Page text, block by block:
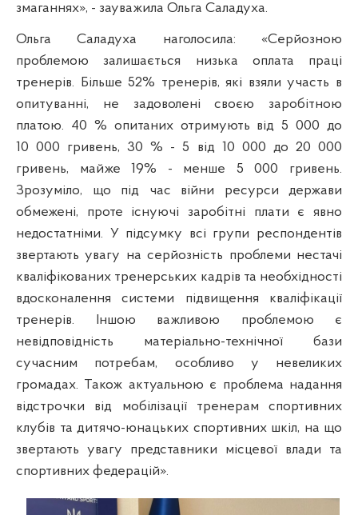
змаганнях», - зауважила Ольга Саладуха.
Ольга Саладуха наголосила: «Серйозною
проблемою залишається низька оплата праці
тренерів. Більше 52% тренерів, які взяли участь в
опитуванні, не задоволені своєю заробітною
платою. 40 % опитаних отримують від 5 000 до
10 000 гривень, 30 % - 5 від 10 000 до 20 000
гривень, майже 19% - менше 5 000 гривень.
Зрозуміло, що під час війни ресурси держави
обмежені, проте існуючі заробітні плати є явно
недостатніми. У підсумку всі групи респондентів
звертають увагу на серйозність проблеми нестачі
кваліфікованих тренерських кадрів та необхідності
вдосконалення системи підвищення кваліфікації
тренерів. Іншою важливою проблемою є
невідповідність матеріально-технічної бази
сучасним потребам, особливо у невеликих
громадах. Також актуальною є проблема надання
відстрочки від мобілізації тренерам спортивних
клубів та дитячо-юнацьких спортивних шкіл, на що
звертають увагу представники місцевої влади та
спортивних федерацій».